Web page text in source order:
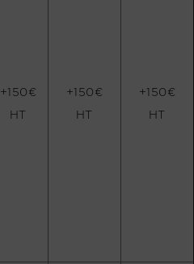
+150€
HT
+150€
HT
+150€
HT